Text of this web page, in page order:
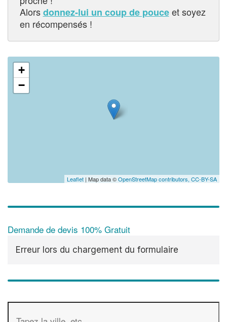
Alorsdonnez-lui un coup de pouceet soyez
en récompensés !
+
−
Leaflet | Map data ©OpenStreetMap contributors, CC-BY-SA
Demande de devis 100% Gratuit
Erreur lors du chargement du formulaire